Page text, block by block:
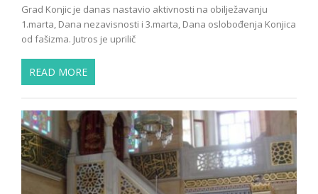
Grad Konjic je danas nastavio aktivnosti na obilježavanju
1.marta, Dana nezavisnosti i 3.marta, Dana oslobođenja Konjica
od fašizma. Jutros je uprilič
READ MORE